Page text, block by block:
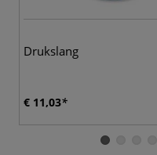
Drukslang
€ 11,03